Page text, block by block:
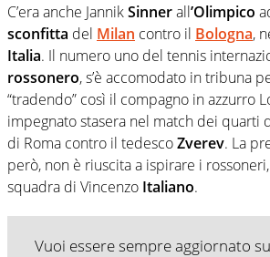
C’era anche JannikSinnerall’Olimpico
sconfitta del Milan contro il Bologna,
Italia. Il numero uno del tennis
rossonero, s’è accomodato in tribuna
“tradendo” così il compagno in azzurro
impegnato stasera nel match dei quarti
di Roma contro il tedescoZverev. La
però, non è riuscita a ispirare i
squadra di Vincenzo Italiano.
Vuoi essere sempre aggiornato